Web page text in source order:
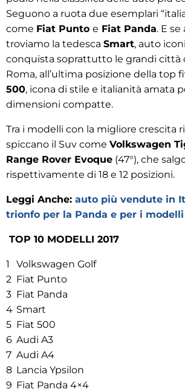
Seguono a ruota due esemplari
come Fiat Punto e Fiat Panda. E
troviamo la tedesca Smart, auto
conquista soprattutto le grandi città
Roma, all’ultima posizione della top
500, icona di stile e italianità amata
dimensioni compatte.
Tra i modelli con la migliore crescita
spiccano il Suv come Volkswagen
Range Rover Evoque (47°), che
rispettivamente di 18 e 12 posizioni.
Leggi Anche: auto più vendute in
trionfo per la Panda e per i modelli
TOP 10 MODELLI 2017
1
Volkswagen Golf
2 Fiat Punto
3 Fiat Panda
4 Smart
5 Fiat 500
6 Audi A3
7 Audi A4
8 Lancia Ypsilon
9 Fiat Panda 4×4